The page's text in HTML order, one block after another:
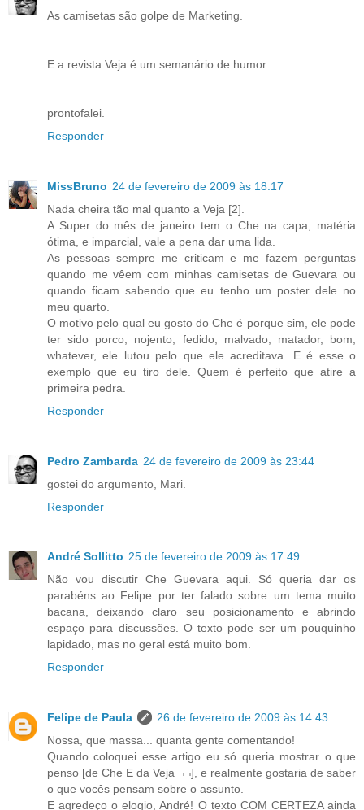
As camisetas são golpe de Marketing.
E a revista Veja é um semanário de humor.
prontofalei.
Responder
MissBruno 24 de fevereiro de 2009 às 18:17
Nada cheira tão mal quanto a Veja [2].
A Super do mês de janeiro tem o Che na capa, matéria
ótima, e imparcial, vale a pena dar uma lida.
As pessoas sempre me criticam e me fazem perguntas
quando me vêem com minhas camisetas de Guevara ou
quando ficam sabendo que eu tenho um poster dele no
meu quarto.
O motivo pelo qual eu gosto do Che é porque sim, ele pode
ter sido porco, nojento, fedido, malvado, matador, bom,
whatever, ele lutou pelo que ele acreditava. E é esse o
exemplo que eu tiro dele. Quem é perfeito que atire a
primeira pedra.
Responder
Pedro Zambarda 24 de fevereiro de 2009 às 23:44
gostei do argumento, Mari.
Responder
André Sollitto 25 de fevereiro de 2009 às 17:49
Não vou discutir Che Guevara aqui. Só queria dar os
parabéns ao Felipe por ter falado sobre um tema muito
bacana, deixando claro seu posicionamento e abrindo
espaço para discussões. O texto pode ser um pouquinho
lapidado, mas no geral está muito bom.
Responder
Felipe de Paula
26 de fevereiro de 2009 às 14:43
Nossa, que massa... quanta gente comentando!
Quando coloquei esse artigo eu só queria mostrar o que
penso [de Che E da Veja ¬¬], e realmente gostaria de saber
o que vocês pensam sobre o assunto.
E agredeço o elogio, André! O texto COM CERTEZA ainda